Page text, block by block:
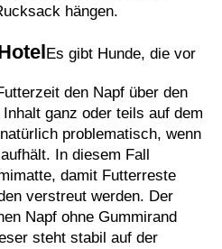
hängen.
Es gibt Hunde, die vor
den Napf über den
ganz oder teils auf dem
problematisch, wenn
In diesem Fall
damit Futterreste
verstreut werden. Der
Napf ohne Gummirand
steht stabil auf der